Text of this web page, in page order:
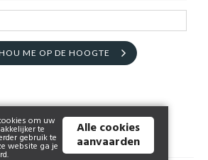
ME OP DE HOOGTE
om uw
te
gebruik te
website ga je
Alle cookies
aanvaarden